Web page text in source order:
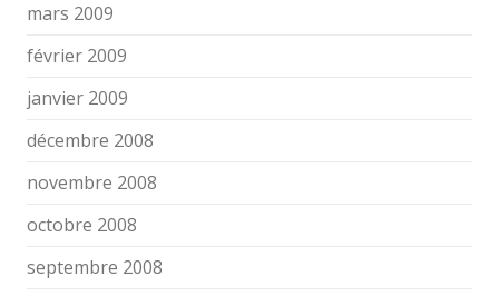
mars 2009
février 2009
janvier 2009
décembre 2008
novembre 2008
octobre 2008
septembre 2008